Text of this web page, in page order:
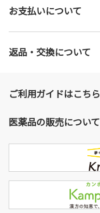
お支払いについて
返品・交換について
ご利用ガイドはこちら
医薬品の販売について